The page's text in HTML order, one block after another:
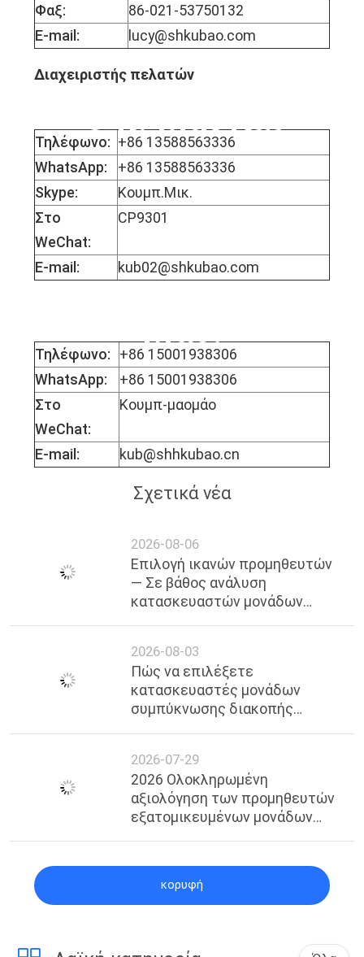
Φαξ:
86-021-53750132
E-mail:
lucy@shkubao.com
Διαχειριστής πελατών
Τηλέφωνο: +86 13588563336
WhatsApp:
+86 13588563336
Skype:
Κουμπ.Μικ.
Στο
WeChat:
CP9301
E-mail: kub02@shkubao.com
Τηλέφωνο:
+86 15001938306
WhatsApp:
+86 15001938306
Στο
WeChat:
Κουμπ-μαομάο
E-mail: kub@shhkubao.cn
Σχετικά νέα
2026-08-06
Επιλογή ικανών προμηθευτών
— Σε βάθος ανάλυση
κατασκευαστών μονάδων
2026-08-03
Πώς να επιλέξετε
κατασκευαστές μονάδων
συμπύκνωσης διακοπής
Αξιόπιστοι Προμηθευτές
2026-07-29
2026 Ολοκληρωμένη
αξιολόγηση των προμηθευτών
εξατομικευμένων μονάδων
κορυφή